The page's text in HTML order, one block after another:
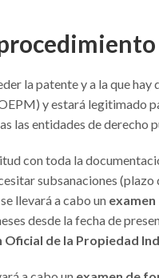
la patente y a la que
y estará legitimado
las entidades de derecho
con toda la
subsanaciones (plazo
llevará a cabo un
desde la fecha de
Oficial de la Propiedad